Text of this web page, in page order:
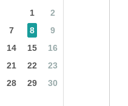
1
2
7 8
9
14 15
16
21 22
23
28 29
30